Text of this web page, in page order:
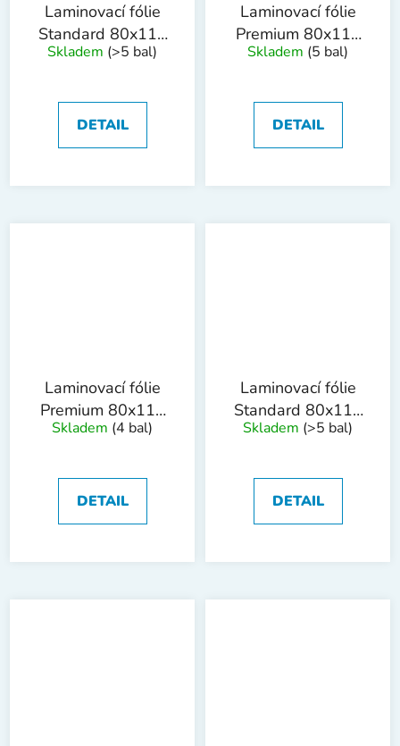
Laminovací fólie
Standard 80x111
mm, 80mic, 100ks
Skladem (>5 bal)
DETAIL
Laminovací fólie
Premium 80x111
mm, 80mic, 100ks
Skladem (5 bal)
DETAIL
Laminovací fólie
Premium 80x111
mm, 100mic,
Skladem (4 bal)
DETAIL
Laminovací fólie
Standard 80x111
mm, 125mic,
Skladem (>5 bal)
DETAIL